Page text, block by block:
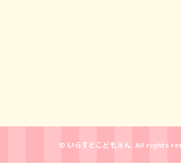
© いらすとこどもえん. All rights